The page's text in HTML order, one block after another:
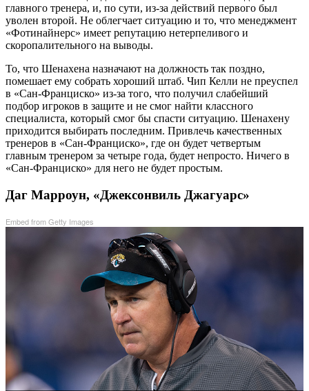
главного тренера, и, по сути, из-за действий первого был
уволен второй. Не облегчает ситуацию и то, что менеджмент
«Фотинайнерс» имеет репутацию нетерпеливого и
скоропалительного на выводы.
То, что Шенахена назначают на должность так поздно,
помешает ему собрать хороший штаб. Чип Келли не преуспел
в «Сан-Франциско» из-за того, что получил слабейший
подбор игроков в защите и не смог найти классного
специалиста, который смог бы спасти ситуацию. Шенахену
приходится выбирать последним. Привлечь качественных
тренеров в «Сан-Франциско», где он будет четвертым
главным тренером за четыре года, будет непросто. Ничего в
«Сан-Франциско» для него не будет простым.
Даг Марроун, «Джексонвиль Джагуарс»
Embed from Getty Images